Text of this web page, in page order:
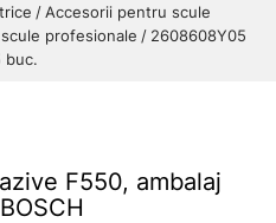
Accesorii pentru scule
profesionale
2608608Y05
buc.
F550, ambalaj